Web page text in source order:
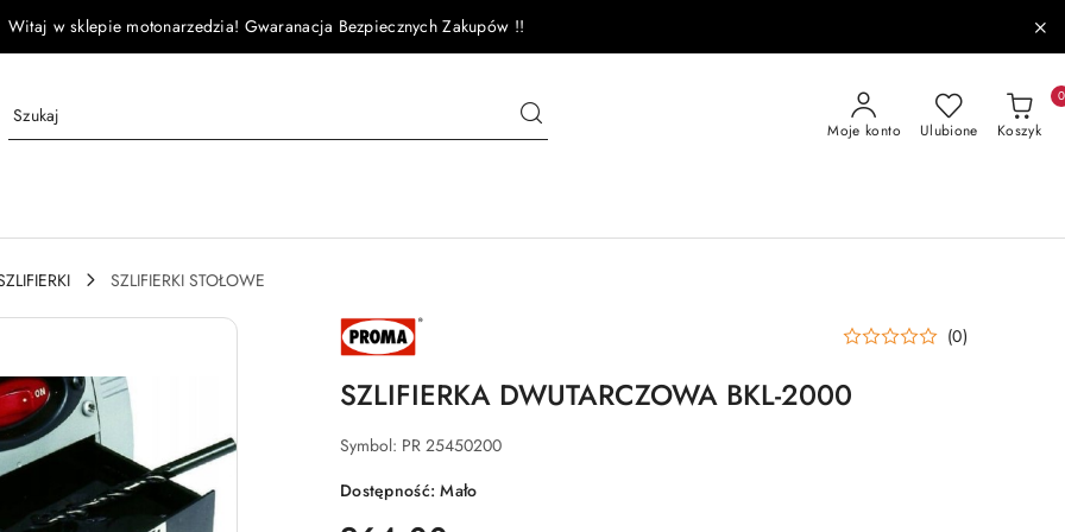
Witaj w sklepie motonarzedzia! Gwaranacja Bezpiecznych Zakupów !!
Moje konto Ulubione Koszyk
0
SZLIFIERKI STOŁOWE
NAZWA
PRODUCENTA:
PROMA
(0)
SZLIFIERKA DWUTARCZOWA BKL-2000
Symbol: PR 25450200
Dostępność:Mało